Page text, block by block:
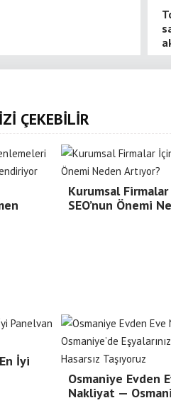
ÇEKEBİLİR
Kurumsal
SEO’nun Önemi
İyi
Osmaniye Evden
Nakliyat —